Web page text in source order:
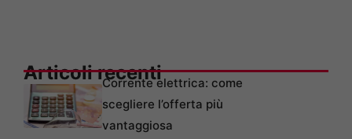
Articoli recentiCorrente elettrica: come
scegliere l’offerta più
vantaggiosa